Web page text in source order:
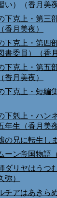
い）（香月美夜
下克上・第三
香月美夜）
下克上・第四
書委員）（香
下克上・第五
香月美夜）
下克上・短編
下剋上・ハン
年生（香月美夜
の兄に転生し
ーン帝国物語
ダリヤはうつ
弥）
チアはあきら